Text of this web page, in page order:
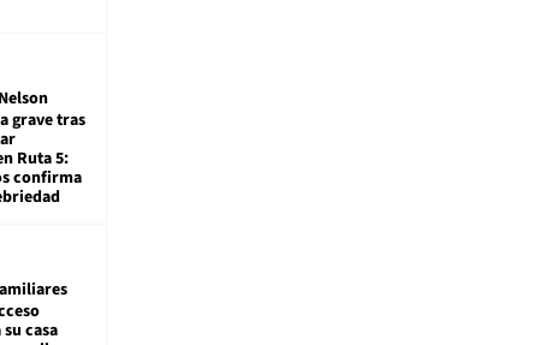
Nelson
grave tras
Ruta 5:
confirma
casa